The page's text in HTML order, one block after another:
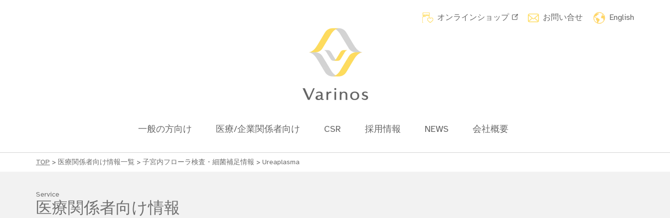
オンラインショップ お問い合せ English
一般の方向け 医療/企業関係者向け CSR 採用情報 NEWS 会社概要
TOP > 医療関係者向け情報一覧 > 子宮内フローラ検査・細菌補足情報 > Ureaplasma
Service
医療関係者向け情報